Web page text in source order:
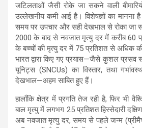
जटिलताओं जैसी रोके जा सकने वाली
उल्लेखनीय कमी आई है। विशेषज्ञों का मानना
समय पर उपचार और सही देखभाल से रोका जा
2000 के बाद से नवजात मृत्यु दर में करीब 60
के बच्चों की मृत्यु दर में 75 प्रतिशत से अधिक
भारत द्वारा किए गए प्रयास—जैसे कुशल प्रसव
यूनिट्स (SNCUs) का विस्तार, तथा
देखभाल—अहम साबित हुए हैं।
हालाँकि क्षेत्र में प्रगति तेज रही है, फिर भी
बाल मृत्यु में लगभग 25 प्रतिशत हिस्सेदारी
अब नवजात मृत्यु दर, समय से पहले जन्म